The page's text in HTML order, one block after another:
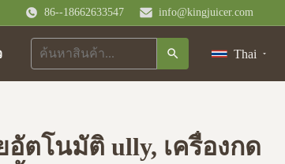
86--18662633547 info@kingjuicer.com
Thai
ตโนมัติ ully, เครื่องกด